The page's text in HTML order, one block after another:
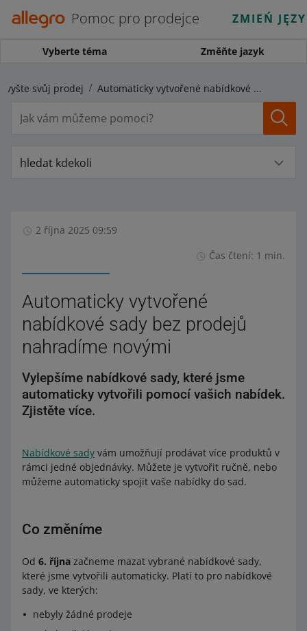
Pomoc pro prodejce ZMIEŃ
Vyberte téma Změňte jazyk
Zvyšte svůj prodej Automaticky vytvořené nabídkové sady bez prodejů nahradíme novými
hledat kdekoli
2 října 2025 09:59
Čas čtení: 1 min.
Automaticky vytvořené
nabídkové sady bez prodejů
nahradíme novými
Vylepšíme nabídkové sady, které jsme
automaticky vytvořili pomocí vašich nabídek.
Zjistěte více.
Nabídkové sady vám umožňují prodávat více produktů v
rámci jedné objednávky. Můžete je vytvořit ručně, nebo
můžeme automaticky spojit vaše nabídky do sad.
Co změníme
Od 6. října začneme mazat vybrané nabídkové sady,
které jsme vytvořili automaticky. Platí to pro nabídkové
sady, ve kterých:
nebyly žádné prodeje